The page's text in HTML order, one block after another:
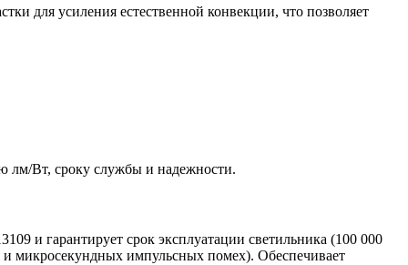
для усиления естественной конвекции, что позволяет
лм/Вт, сроку службы и надежности.
и гарантирует срок эксплуатации светильника (100 000
и микросекундных импульсных помех). Обеспечивает